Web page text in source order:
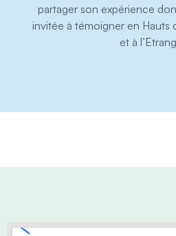
partager son expérience
invitée à témoigner en Hauts
et à